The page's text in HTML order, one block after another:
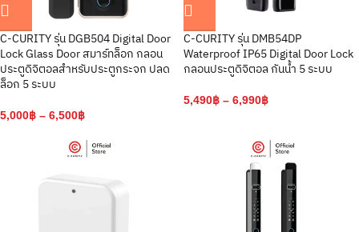
C-CURITY รุ่น DGB504 Digital Door
Lock Glass Door สมาร์ทล็อก กลอน
ประตูดิจิตอลสำหรับประตูกระจก ปลด
ล็อก 5 ระบบ
5,000฿ – 6,500฿
C-CURITY รุ่น DMB54DP
Waterproof IP65 Digital Door Lock
กลอนประตูดิจิตอล กันน้ำ 5 ระบบ
5,490฿ – 6,990฿